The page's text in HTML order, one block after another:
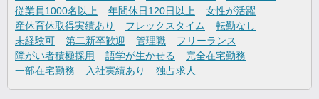
従業員1000名以上
年間休日120日以上
女性が活躍
産休育休取得実績あり
フレックスタイム
転勤なし
未経験可
第二新卒歓迎 管理職
フリーランス
障がい者積極採用
語学が生かせる
完全在宅勤務
一部在宅勤務
入社実績あり 独占求人